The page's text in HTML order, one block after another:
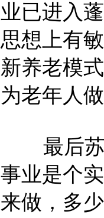
业已进入
思想上有
新养老模
为老年人
最后苏
事业是个
来做，多